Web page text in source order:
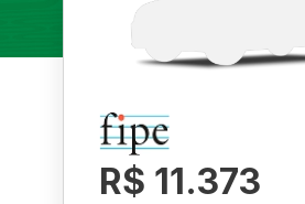
R$ 11.373